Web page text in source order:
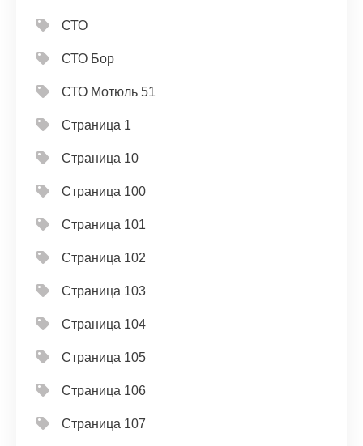
СТО
СТО Бор
СТО Мотюль 51
Страница 1
Страница 10
Страница 100
Страница 101
Страница 102
Страница 103
Страница 104
Страница 105
Страница 106
Страница 107